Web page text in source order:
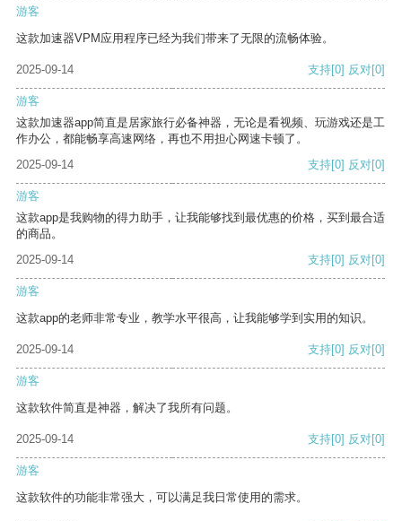
游客
这款加速器VPM应用程序已经为我们带来了无限的流畅体验。
2025-09-14 支持[0] 反对[0]
游客
这款加速器app简直是居家旅行必备神器，无论是看视频、玩游戏还是工
作办公，都能畅享高速网络，再也不用担心网速卡顿了。
2025-09-14
支持[0] 反对[0]
游客
这款app是我购物的得力助手，让我能够找到最优惠的价格，买到最合适
的商品。
2025-09-14
支持[0] 反对[0]
游客
这款app的老师非常专业，教学水平很高，让我能够学到实用的知识。
2025-09-14 支持[0] 反对[0]
游客
这款软件简直是神器，解决了我所有问题。
2025-09-14 支持[0] 反对[0]
游客
这款软件的功能非常强大，可以满足我日常使用的需求。